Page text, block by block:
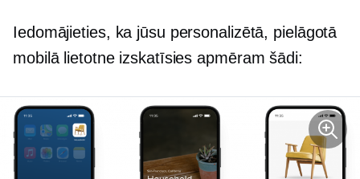
Iedomājieties, ka jūsu personalizētā, pielāgotā
mobilā lietotne izskatīsies apmēram šādi: